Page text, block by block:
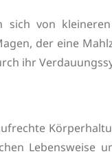
von
der eine
ihr
Lebensweise